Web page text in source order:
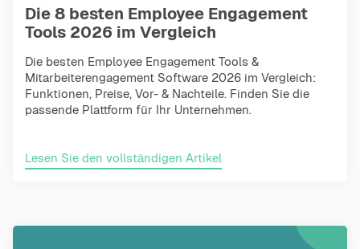
Die 8 besten Employee Engagement
Tools 2026 im Vergleich
Die besten Employee Engagement Tools &
Mitarbeiterengagement Software 2026 im Vergleich:
Funktionen, Preise, Vor- & Nachteile. Finden Sie die
passende Plattform für Ihr Unternehmen.
Lesen Sie den vollständigen Artikel